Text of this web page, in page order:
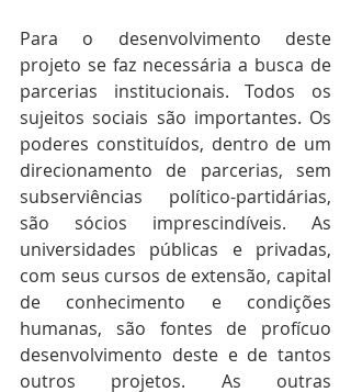
Para o desenvolvimento deste
projeto se faz necessária a busca de
parcerias institucionais. Todos os
sujeitos sociais são importantes. Os
poderes constituídos, dentro de um
direcionamento de parcerias, sem
subserviências político-partidárias,
são sócios imprescindíveis. As
universidades públicas e privadas,
com seus cursos de extensão, capital
de conhecimento e condições
humanas, são fontes de profícuo
desenvolvimento deste e de tantos
outros projetos. As outras